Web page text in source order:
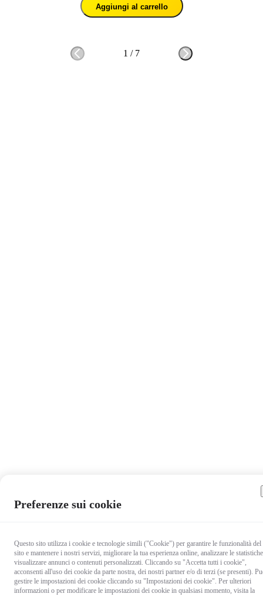
Aggiungi al carrello
1 / 7
Preferenze sui cookie
Questo sito utilizza i cookie e tecnologie simili ("Cookie") per garantire le funzionalità del
sito e mantenere i nostri servizi, migliorare la tua esperienza online, analizzare le
visualizzare annunci o contenuti personalizzati. Cliccando su "Accetta tutti i cookie",
acconsenti all'uso dei cookie da parte nostra, dei nostri partner e/o di terzi (se presenti).
gestire le impostazioni dei cookie cliccando su "Impostazioni dei cookie". Per ulteriori
informazioni o per modificare le impostazioni dei cookie in qualsiasi momento, visita la